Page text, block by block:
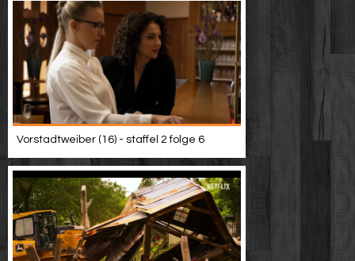
Vorstadtweiber (16) - staffel 2 folge 6